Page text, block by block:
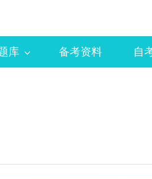
库 备考资料 自